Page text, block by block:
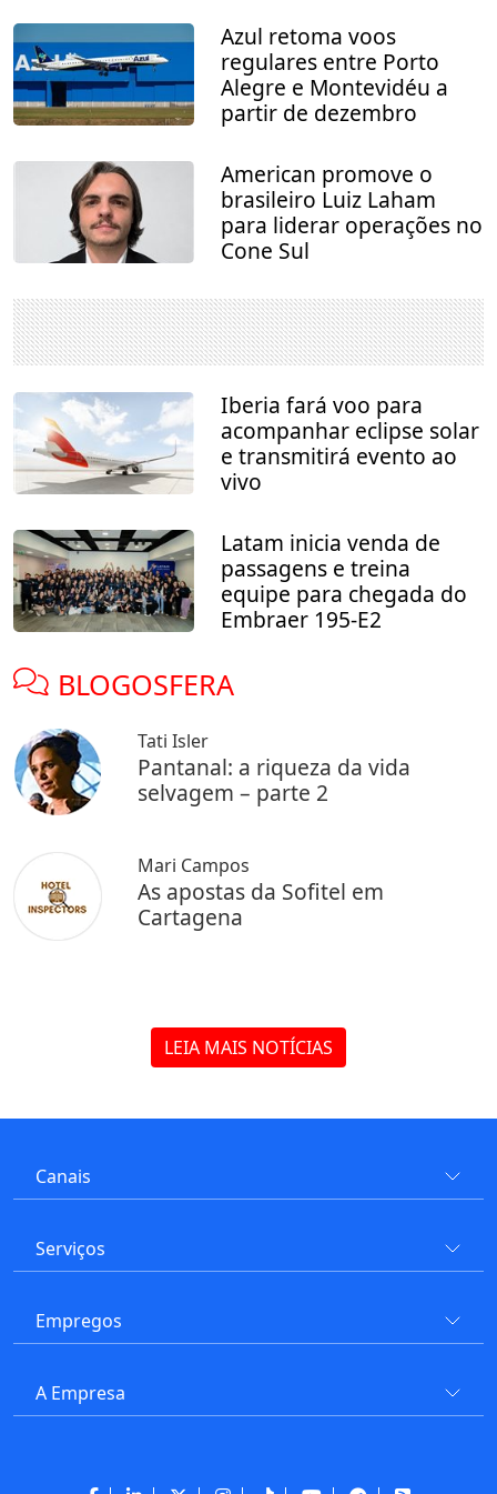
Azul retoma voos
regulares entre Porto
Alegre e Montevidéu a
partir de dezembro
American promove o
brasileiro Luiz Laham
para liderar operações no
Cone Sul
Iberia fará voo para
acompanhar eclipse solar
e transmitirá evento ao
vivo
Latam inicia venda de
passagens e treina
equipe para chegada do
Embraer 195-E2
BLOGOSFERA
Tati Isler
Pantanal: a riqueza da vida
selvagem – parte 2
Mari Campos
As apostas da Sofitel em
Cartagena
LEIA MAIS NOTÍCIAS
Canais
Serviços
Empregos
A Empresa